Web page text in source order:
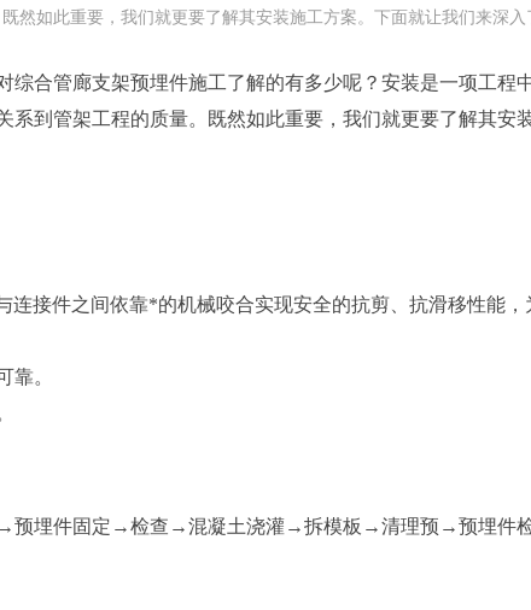
然如此重要，我们就更要了解其安装施工方案。下面就让我们来深入
综合管廊支架预埋件施工了解的有多少呢？安装是一项工程
系到管架工程的质量。既然如此重要，我们就更要了解其安
接件之间依靠*的机械咬合实现安全的抗剪、抗滑移性能，
靠。
预埋件固定→检查→混凝土浇灌→拆模板→清理预→预埋件检